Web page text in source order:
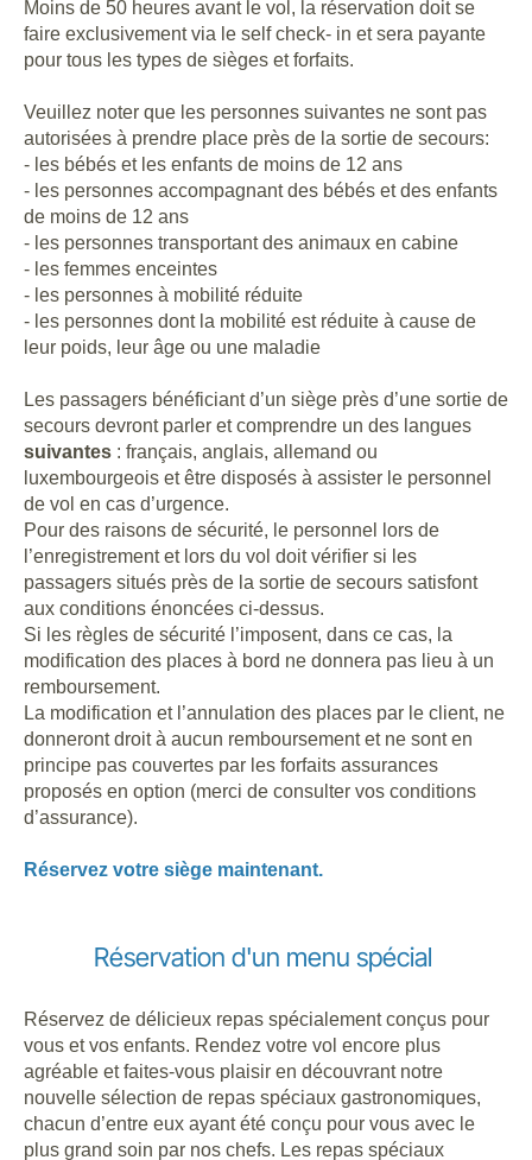
Moins de 50 heures avant le vol, la réservation doit se
faire exclusivement via le self check- in et sera payante
pour tous les types de sièges et forfaits.
Veuillez noter que les personnes suivantes ne sont pas
autorisées à prendre place près de la sortie de secours:
- les bébés et les enfants de moins de 12 ans
- les personnes accompagnant des bébés et des enfants
de moins de 12 ans
- les personnes transportant des animaux en cabine
- les femmes enceintes
- les personnes à mobilité réduite
- les personnes dont la mobilité est réduite à cause de
leur poids, leur âge ou une maladie
Les passagers bénéficiant d’un siège près d’une sortie de
secours devront parler et comprendre un des langues
suivantes : français, anglais, allemand ou
luxembourgeois et être disposés à assister le personnel
de vol en cas d’urgence.
Pour des raisons de sécurité, le personnel lors de
l’enregistrement et lors du vol doit vérifier si les
passagers situés près de la sortie de secours satisfont
aux conditions énoncées ci-dessus.
Si les règles de sécurité l’imposent, dans ce cas, la
modification des places à bord ne donnera pas lieu à un
remboursement.
La modification et l’annulation des places par le client, ne
donneront droit à aucun remboursement et ne sont en
principe pas couvertes par les forfaits assurances
proposés en option (merci de consulter vos conditions
d’assurance).
Réservez votre siège maintenant.
Réservation d'un menu spécial
Réservez de délicieux repas spécialement conçus pour
vous et vos enfants. Rendez votre vol encore plus
agréable et faites-vous plaisir en découvrant notre
nouvelle sélection de repas spéciaux gastronomiques,
chacun d’entre eux ayant été conçu pour vous avec le
plus grand soin par nos chefs. Les repas spéciaux